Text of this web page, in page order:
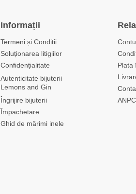
Informații
Termeni și Condiții
Soluționarea litigiilor
Confidențialitate
Autenticitate bijuterii
Lemons and Gin
Îngrijire bijuterii
Împachetare
Ghid de mărimi inele
Plata
ANPC